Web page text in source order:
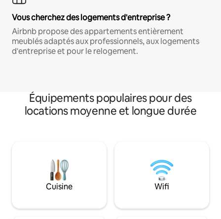
Vous cherchez des logements d'entreprise ?
Airbnb propose des appartements entièrement
meublés adaptés aux professionnels, aux logements
d'entreprise et pour le relogement.
Équipements populaires pour des
locations moyenne et longue durée
Cuisine Wifi